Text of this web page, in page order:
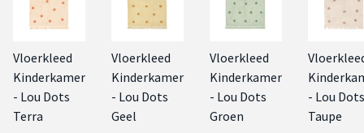
Vloerkleed
Kinderkamer
- Lou Dots
Terra
Vloerkleed
Kinderkamer
- Lou Dots
Geel
Vloerkleed
Kinderkamer
- Lou Dots
Groen
- Lou Dots
Taupe